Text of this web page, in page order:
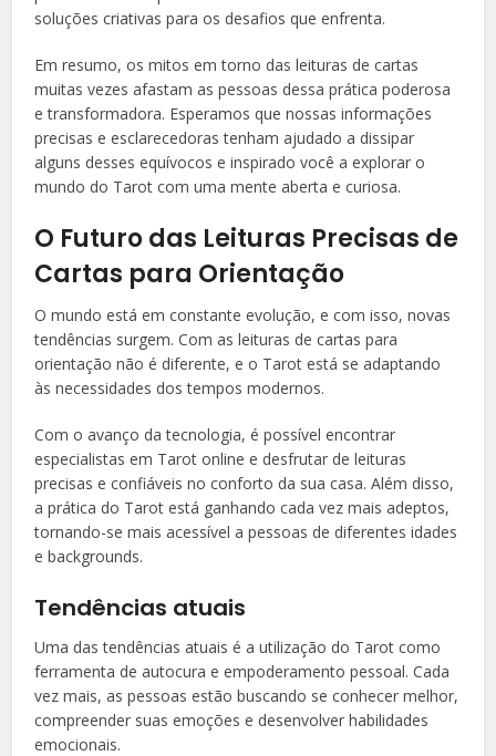
soluções criativas para os desafios que enfrenta.
Em resumo, os mitos em torno das leituras de cartas
muitas vezes afastam as pessoas dessa prática poderosa
e transformadora. Esperamos que nossas informações
precisas e esclarecedoras tenham ajudado a dissipar
alguns desses equívocos e inspirado você a explorar o
mundo do Tarot com uma mente aberta e curiosa.
O Futuro das Leituras Precisas de
Cartas para Orientação
O mundo está em constante evolução, e com isso, novas
tendências surgem. Com as leituras de cartas para
orientação não é diferente, e o Tarot está se adaptando
às necessidades dos tempos modernos.
Com o avanço da tecnologia, é possível encontrar
especialistas em Tarot online e desfrutar de leituras
precisas e confiáveis no conforto da sua casa. Além disso,
a prática do Tarot está ganhando cada vez mais adeptos,
tornando-se mais acessível a pessoas de diferentes idades
e backgrounds.
Tendências atuais
Uma das tendências atuais é a utilização do Tarot como
ferramenta de autocura e empoderamento pessoal. Cada
vez mais, as pessoas estão buscando se conhecer melhor,
compreender suas emoções e desenvolver habilidades
emocionais.